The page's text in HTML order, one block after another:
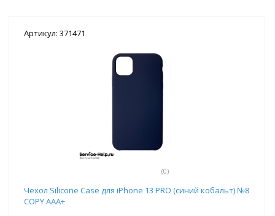
Артикул: 371471
(0)
Чехол Silicone Case для iPhone 13 PRO (синий кобальт) №8
COPY AAA+